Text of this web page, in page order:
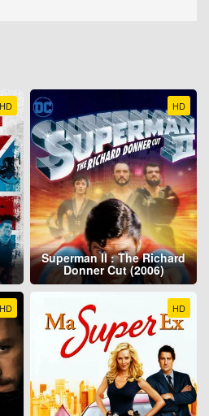
HD HD
Superman II : The Richard
Donner Cut (2006)
HD HD